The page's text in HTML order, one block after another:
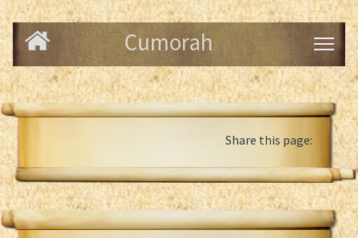
Cumorah
Share this page: